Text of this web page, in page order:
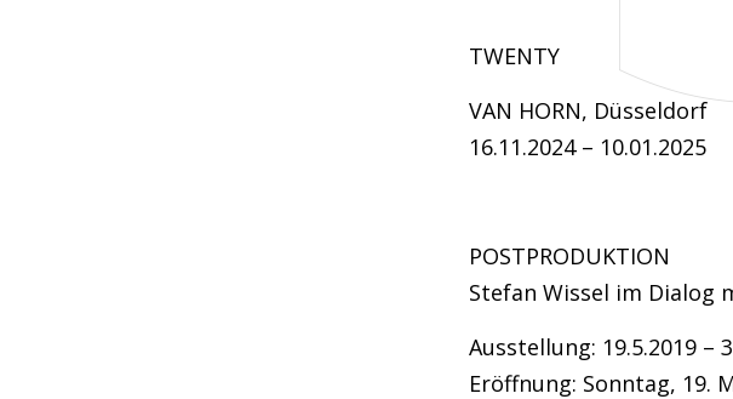
TWENTY
VAN HORN, Düsseldorf
16.11.2024 – 10.01.2025
POSTPRODUKTION
Stefan Wissel im Dialog
Ausstellung: 19.5.2019 –
Eröffnung: Sonntag, 19.